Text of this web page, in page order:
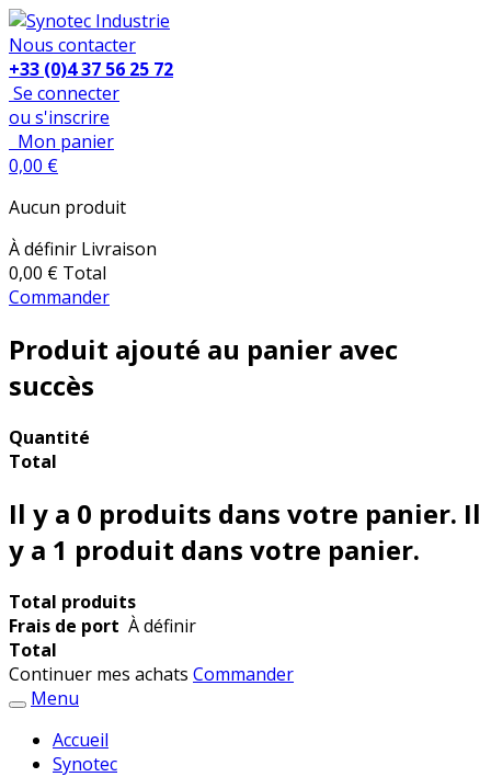
Nous contacter
+33 (0)4 37 56 25 72
Se connecter
ou s'inscrire
Mon panier
0,00 €
Aucun produit
À définir Livraison
0,00 € Total
Commander
Produit ajouté au panier avec
succès
Quantité
Total
Il y a 0 produits dans votre panier. Il
y a 1 produit dans votre panier.
Total produits
Frais de port À définir
Total
Continuer mes achats Commander
Menu
Accueil
Synotec